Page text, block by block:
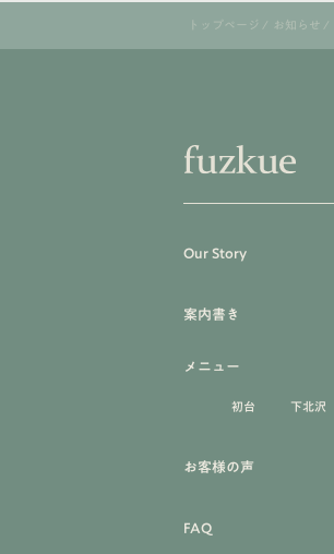
トップページ / お知らせ /
Our Story
案内書き
メニュー
初台 下北沢
お客様の声
FAQ